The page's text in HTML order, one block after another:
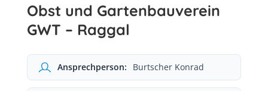
Obst und Gartenbauverein
GWT – Raggal
Ansprechperson: Burtscher Konrad